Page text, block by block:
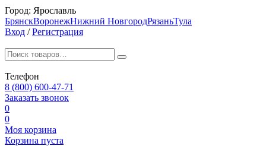
Город: Ярославль
БрянскВоронежНижний НовгородРязаньТула
Вход / Регистрация
Телефон
8 (800) 600-47-71
Заказать звонок
0
0
Моя корзина
Корзина пуста